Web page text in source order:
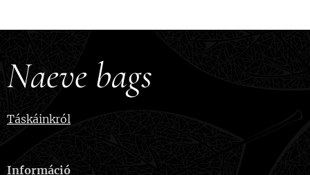
Naeve bags
Táskáinkról
Információ